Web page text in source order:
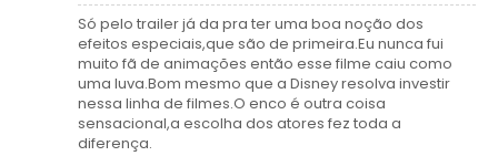
Só pelo trailer já da pra ter uma boa noção dos
efeitos especiais,que são de primeira.Eu nunca fui
muito fã de animações então esse filme caiu como
uma luva.Bom mesmo que a Disney resolva investir
nessa linha de filmes.O enco é outra coisa
sensacional,a escolha dos atores fez toda a
diferença.